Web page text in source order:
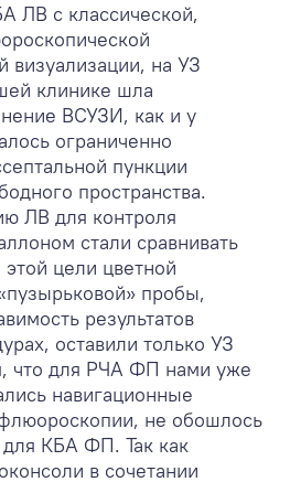
ЛВ с классической,
визуализации, на УЗ
клинике шла
ВСУЗИ, как и у
ограниченно
пункции
пространства.
ЛВ для контроля
стали сравнивать
цели цветной
пробы,
результатов
оставили только УЗ
что для РЧА ФП нами уже
навигационные
не обошлось
КБА ФП. Так как
в сочетании